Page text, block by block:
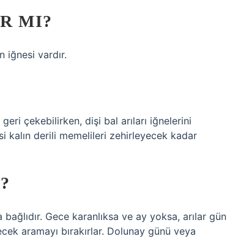
MI?
iğnesi vardır.
çekebilirken, dişi bal arıları iğnelerini
kalın derili memelileri zehirleyecek kadar
Gece karanlıksa ve ay yoksa, arılar gün
aramayı bırakırlar. Dolunay günü veya